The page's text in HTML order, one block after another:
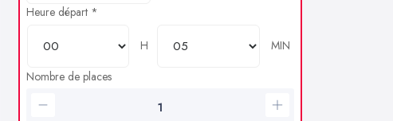
Heure départ *
H
MIN
Nombre de places